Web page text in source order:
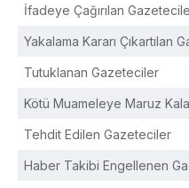
İfadeye Çağırılan
Yakalama Kararı Çıkartılan
Tutuklanan Gazeteciler
Kötü Muameleye Maruz
Tehdit Edilen Gazeteciler
Haber Takibi Engellenen